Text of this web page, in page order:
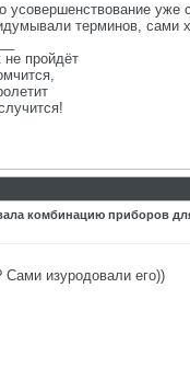
усовершенствование
терминов, сами
не пройдёт
комбинацию приборов
Сами изуродовали его))